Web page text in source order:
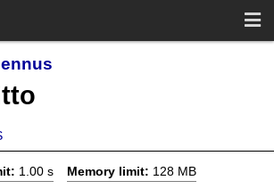
1.00 s Memory limit: 128 MB